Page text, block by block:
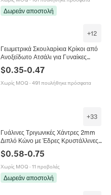
Δωρεάν αποστολή
+12
Γεωμετρικά Σκουλαρίκια Κρίκοι από
Ανοξείδωτο Ατσάλι για Γυναίκες
Βίντατζ Χρυσό Ασημί
Επιμεταλλωμένο Αστέρι Καρδιά
Ρόμβος
$0.35-0.47
Χωρίς MOQ · 491 πουλήθηκε πρόσφατα
+33
Γυάλινες Τριγωνικές Χάντρες 2mm
Διπλό Κώνο με Έδρες Κρυστάλλινες
Κοσμημάτων Σκουλαρίκια Βραχιόλι
Κολιέ Αξεσουάρ
$0.58-0.75
Χωρίς MOQ · 11 προβολές
Δωρεάν αποστολή